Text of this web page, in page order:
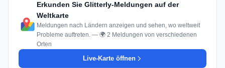
Erkunden Sie Glitterly-Meldungen auf der
Weltkarte
Meldungen nach Ländern anzeigen und sehen, wo weltweit
Probleme auftreten. — 🌍 2 Meldungen von verschiedenen
Orten
Live-Karte öffnen